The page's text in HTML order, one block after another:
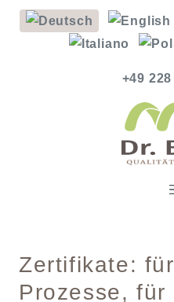
+49
Zertifikate:
Prozesse, für